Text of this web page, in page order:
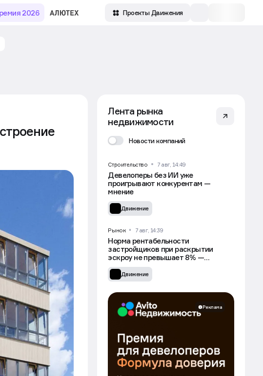
2026 Проекты Движения
Лента рынка
недвижимости
Новости компаний
Строительство 7 авг, 14:49
Девелоперы без ИИ уже
проигрывают конкурентам —
мнение
Движение
Рынок 7 авг, 14:39
Норма рентабельности
застройщиков при раскрытии
эскроу не превышает 8% —
Минстрой
Движение
Реклама